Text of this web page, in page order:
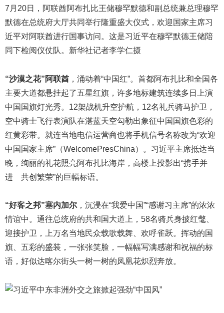
7月20日，阿联酋阿布扎比王储穆罕默德和副总统兼总理穆罕
默德在总统府大厅共同举行隆重盛大仪式，欢迎国家主席习
近平对阿联酋进行国事访问。这是习近平在穆罕默德王储陪
同下检阅仪仗队。新华社记者李学仁摄
“沙漠之花”阿联酋 ，涌动着“中国红”。首都阿布扎比和全国各
主要大道都悬挂起了五星红旗，许多地标建筑连续多日上演
中国国旗灯光秀。12架战机升空护航，12名礼兵骑马护卫，
空中骑士飞行表演队在湛蓝天空勾勒出象征中国国旗色彩的
红黄彩带。就连当地电信运营商也将手机信号名称改为“欢迎
中国国家主席”（WelcomePresChina）。习近平主席抵达当
晚，绚丽的礼花照亮阿布扎比海岸，高楼上投影出“携手并
进 共创繁荣”的巨幅标语。
“好客之邦”塞内加尔 ，沉浸在“我爱中国”“感谢习主席”的浓浓
情谊中。通往总统府的共和国大道上，58名骑兵身披红氅、
迎接护卫，上万名当地民众载歌载舞、欢呼雀跃。挥动的国
旗、五彩的盛装，一张张笑脸，一幅幅写满感谢和祝福的标
语，好似达喀尔街头一树一树的凤凰花炽烈奔放。